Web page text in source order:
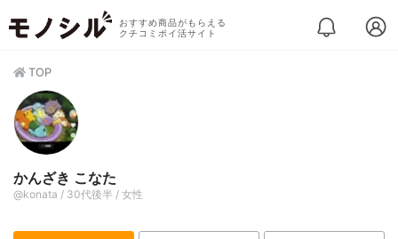
おすすめ商品がもらえる
クチコミポイ活サイト
TOP
かんざき こなた
@konata / 30代後半 / 女性